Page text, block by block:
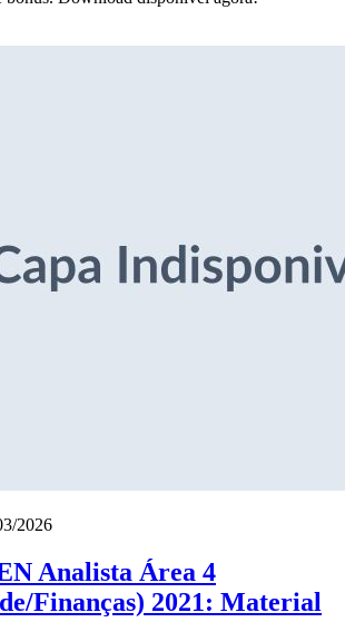
2026
Analista Área 4
Finanças) 2021: Material